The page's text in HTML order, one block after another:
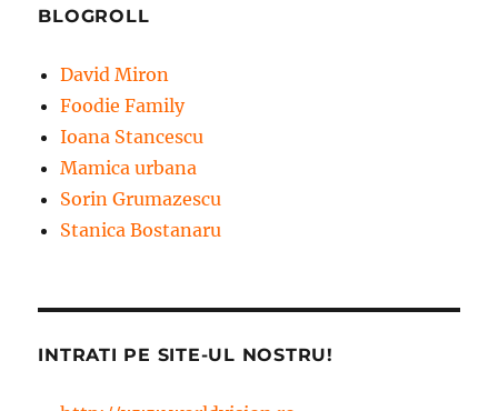
BLOGROLL
David Miron
Foodie Family
Ioana Stancescu
Mamica urbana
Sorin Grumazescu
Stanica Bostanaru
INTRATI PE SITE-UL NOSTRU!